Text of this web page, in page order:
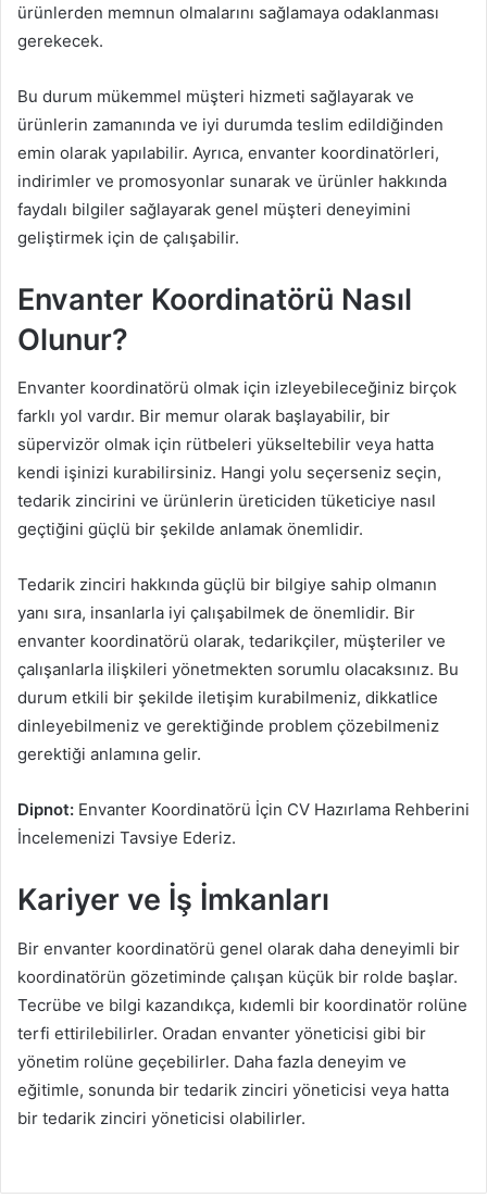
ürünlerden memnun olmalarını sağlamaya odaklanması
gerekecek.
Bu durum mükemmel müşteri hizmeti sağlayarak ve
ürünlerin zamanında ve iyi durumda teslim edildiğinden
emin olarak yapılabilir. Ayrıca, envanter koordinatörleri,
indirimler ve promosyonlar sunarak ve ürünler hakkında
faydalı bilgiler sağlayarak genel müşteri deneyimini
geliştirmek için de çalışabilir.
Envanter Koordinatörü Nasıl
Olunur?
Envanter koordinatörü olmak için izleyebileceğiniz birçok
farklı yol vardır. Bir memur olarak başlayabilir, bir
süpervizör olmak için rütbeleri yükseltebilir veya hatta
kendi işinizi kurabilirsiniz. Hangi yolu seçerseniz seçin,
tedarik zincirini ve ürünlerin üreticiden tüketiciye nasıl
geçtiğini güçlü bir şekilde anlamak önemlidir.
Tedarik zinciri hakkında güçlü bir bilgiye sahip olmanın
yanı sıra, insanlarla iyi çalışabilmek de önemlidir. Bir
envanter koordinatörü olarak, tedarikçiler, müşteriler ve
çalışanlarla ilişkileri yönetmekten sorumlu olacaksınız. Bu
durum etkili bir şekilde iletişim kurabilmeniz, dikkatlice
dinleyebilmeniz ve gerektiğinde problem çözebilmeniz
gerektiği anlamına gelir.
Dipnot: Envanter Koordinatörü İçin CV Hazırlama Rehberini
İncelemenizi Tavsiye Ederiz.
Kariyer ve İş İmkanları
Bir envanter koordinatörü genel olarak daha deneyimli bir
koordinatörün gözetiminde çalışan küçük bir rolde başlar.
Tecrübe ve bilgi kazandıkça, kıdemli bir koordinatör rolüne
terfi ettirilebilirler. Oradan envanter yöneticisi gibi bir
yönetim rolüne geçebilirler. Daha fazla deneyim ve
eğitimle, sonunda bir tedarik zinciri yöneticisi veya hatta
bir tedarik zinciri yöneticisi olabilirler.